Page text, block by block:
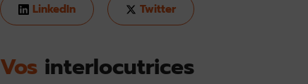
LinkedIn Twitter
Vos interlocutrices